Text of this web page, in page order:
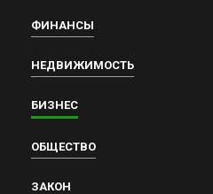
ФИНАНСЫ
НЕДВИЖИМОСТЬ
БИЗНЕС
ОБЩЕСТВО
ЗАКОН